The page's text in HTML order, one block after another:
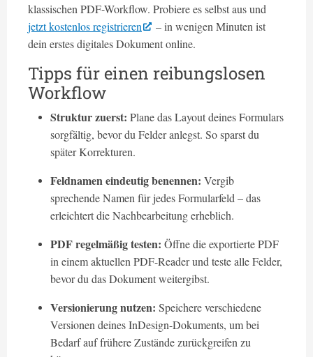
klassischen PDF-Workflow. Probiere es selbst aus und
jetzt kostenlos registrieren
– in wenigen Minuten ist
dein erstes digitales Dokument online.
Tipps für einen reibungslosen
Workflow
Struktur zuerst: Plane das Layout deines Formulars
sorgfältig, bevor du Felder anlegst. So sparst du
später Korrekturen.
Feldnamen eindeutig benennen: Vergib
sprechende Namen für jedes Formularfeld – das
erleichtert die Nachbearbeitung erheblich.
PDF regelmäßig testen: Öffne die exportierte PDF
in einem aktuellen PDF-Reader und teste alle Felder,
bevor du das Dokument weitergibst.
Versionierung nutzen: Speichere verschiedene
Versionen deines InDesign-Dokuments, um bei
Bedarf auf frühere Zustände zurückgreifen zu